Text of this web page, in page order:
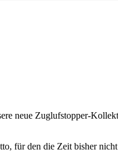
neue Zuglufstopper-
für den die Zeit bisher nicht